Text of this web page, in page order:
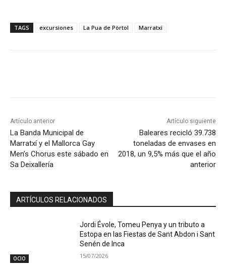
TAGS excursiones La Pua de Pòrtol Marratxi
Artículo anterior
La Banda Municipal de
Marratxí y el Mallorca Gay
Men’s Chorus este sábado en
Sa Deixallería
Artículo siguiente
Baleares recicló 39.738
toneladas de envases en
2018, un 9,5% más que el año
anterior
ARTÍCULOS RELACIONADOS
OCIO
Jordi Évole, Tomeu Penya y un tributo a
Estopa en las Fiestas de Sant Abdon i Sant
Senén de Inca
15/07/2026